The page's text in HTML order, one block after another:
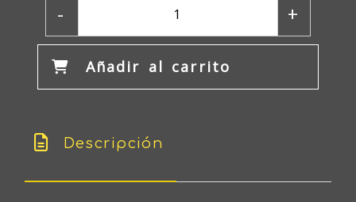
- +
Añadir al carrito
Descripción